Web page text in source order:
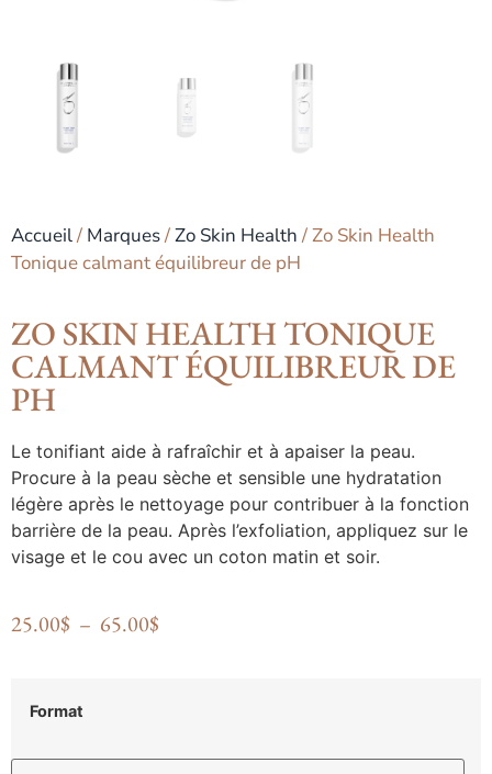
Accueil/ Marques/Zo Skin Health/ Zo Skin Health
Tonique calmant équilibreur de pH
ZO SKIN HEALTH TONIQUE
CALMANT ÉQUILIBREUR DE
PH
Le tonifiant aide à rafraîchir et à apaiser la peau.
Procure à la peau sèche et sensible une hydratation
légère après le nettoyage pour contribuer à la fonction
barrière de la peau. Après l’exfoliation, appliquez sur le
visage et le cou avec un coton matin et soir.
25.00$ – 65.00$
Format